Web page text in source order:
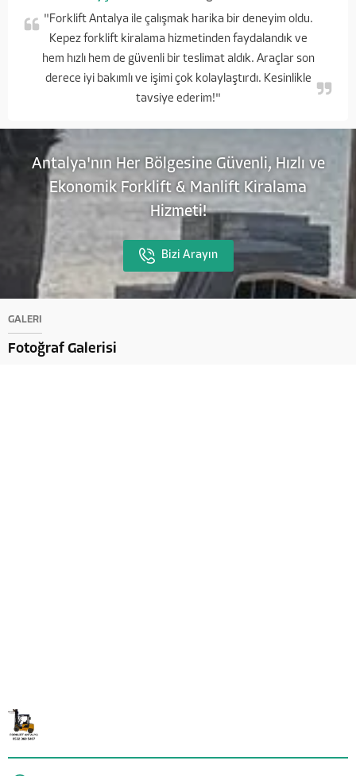
"Forklift Antalya ile çalışmak harika bir deneyim oldu.
Kepez forklift kiralama hizmetinden faydalandık ve
hem hızlı hem de güvenli bir teslimat aldık. Araçlar son
derece iyi bakımlı ve işimi çok kolaylaştırdı. Kesinlikle
tavsiye ederim!"
Antalya'nın Her Bölgesine Güvenli, Hızlı ve
Ekonomik Forklift & Manlift Kiralama
Hizmeti!
Bizi Arayın
GALERİ
Fotoğraf Galerisi